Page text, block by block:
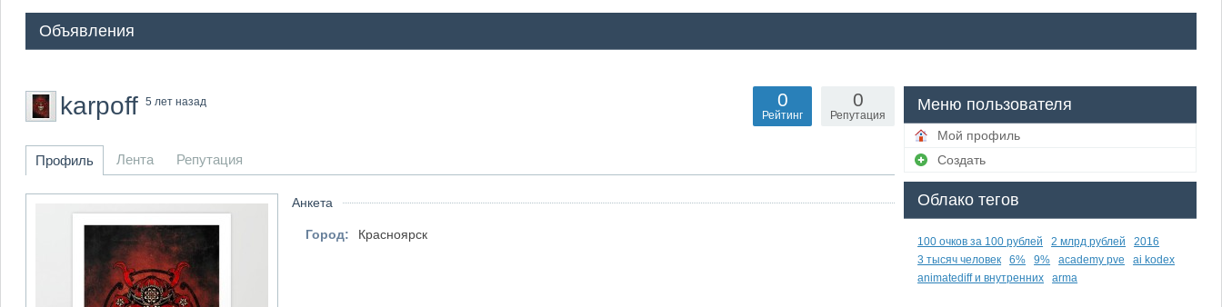
Объявления
karpoff 5 лет назад 0
Репутация
0
Рейтинг
Профиль Лента Репутация
Анкета
Город: Красноярск
Меню пользователя
Мой профиль
Создать
Облако тегов
100 очков за 100 рублей 2 млрд рублей
2016
3 тысяч человек
6% 9% academy pve
ai kodex
animatediff и внутренних
arma